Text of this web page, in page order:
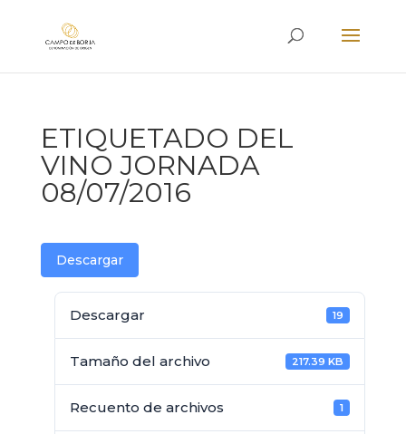
ETIQUETADO DEL
VINO JORNADA
08/07/2016
Descargar
Descargar 19
Tamaño del archivo 217.39 KB
Recuento de archivos 1